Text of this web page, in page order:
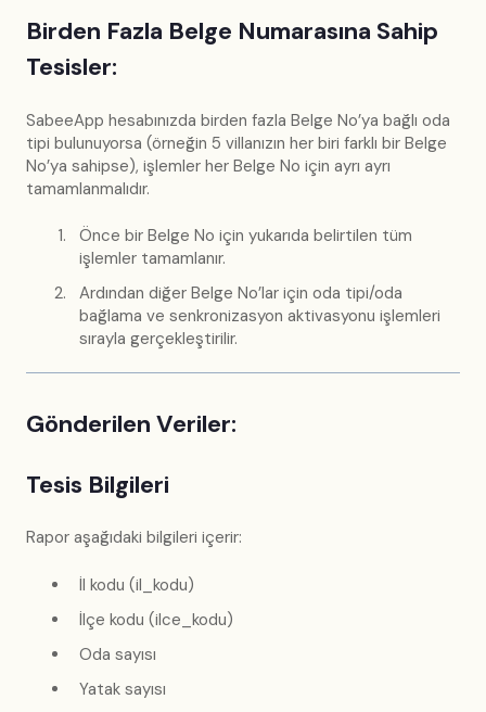
Birden Fazla Belge Numarasına Sahip
Tesisler:
SabeeApp hesabınızda birden fazla Belge No’ya bağlı oda
tipi bulunuyorsa (örneğin 5 villanızın her biri farklı bir Belge
No’ya sahipse), işlemler her Belge No için ayrı ayrı
tamamlanmalıdır.
Önce bir Belge No için yukarıda belirtilen tüm
işlemler tamamlanır.
Ardından diğer Belge No’lar için oda tipi/oda
bağlama ve senkronizasyon aktivasyonu işlemleri
sırayla gerçekleştirilir.
Gönderilen Veriler:
Tesis Bilgileri
Rapor aşağıdaki bilgileri içerir:
İl kodu (il_kodu)
İlçe kodu (ilce_kodu)
Oda sayısı
Yatak sayısı